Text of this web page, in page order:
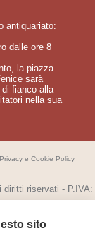
antiquariato:
dalle ore 8
la piazza
sarà
fianco alla
nella sua
Privacy e Cookie Policy
diritti riservati - P.IVA:
sito